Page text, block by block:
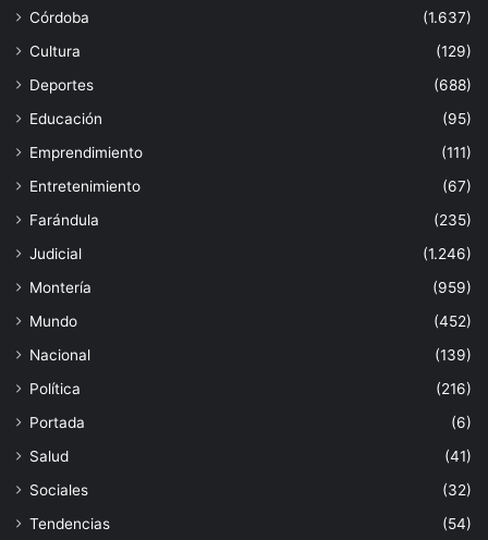
Córdoba
(1.637)
Cultura
(129)
Deportes
(688)
Educación
(95)
Emprendimiento
(111)
Entretenimiento
(67)
Farándula
(235)
Judicial
(1.246)
Montería
(959)
Mundo
(452)
Nacional
(139)
Política
(216)
Portada
(6)
Salud
(41)
Sociales
(32)
Tendencias
(54)